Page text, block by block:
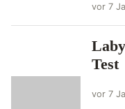
vor 7
Test
vor 7